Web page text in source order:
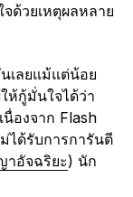
ด้วยเหตุผลหลาย
เลยแม้แต่น้อย
ห้กู้มั่นใจได้ว่า
องจาก Flash
ได้รับการการันตี
อัจฉริยะ) นัก